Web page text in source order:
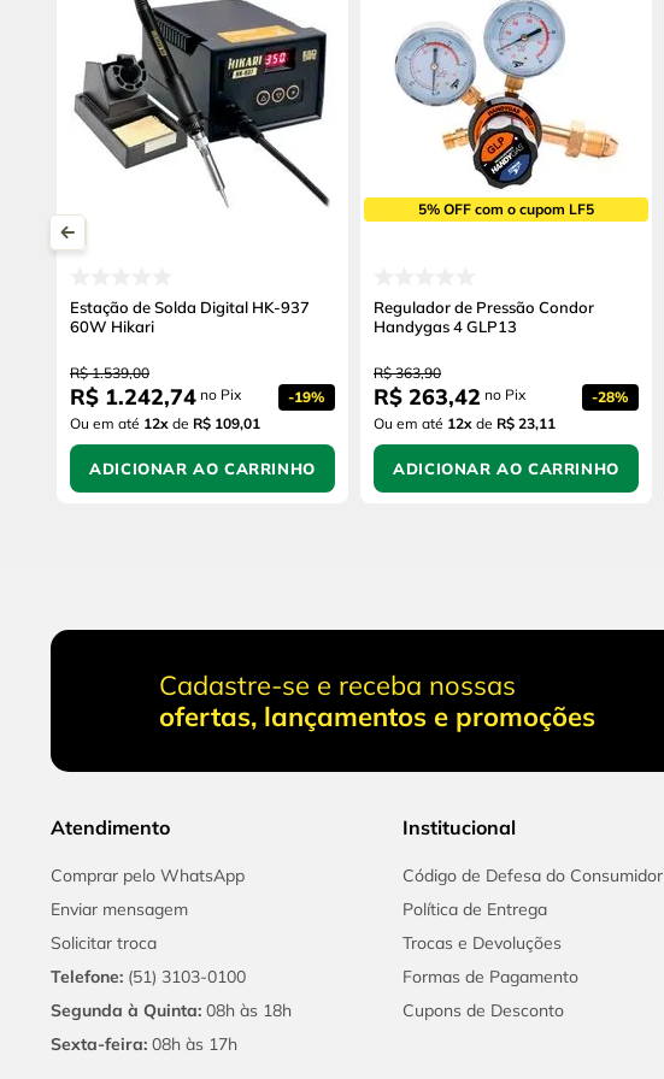
Estação de Solda Digital HK-937
60W Hikari
R$ 1.539,00
R$ 1.242,74 no Pix -19%
Ou em até 12x de R$ 109,01
ADICIONAR AO CARRINHO
5% OFF com o cupom LF5
Regulador de Pressão Condor
Handygas 4 GLP13
R$ 363,90
R$ 263,42 no Pix -28%
Ou em até 12x de R$ 23,11
ADICIONAR AO CARRINHO
Cadastre-se e receba nossas
ofertas, lançamentos e promoções
Atendimento
Comprar pelo WhatsApp
Enviar mensagem
Solicitar troca
Telefone: (51) 3103-0100
Segunda à Quinta: 08h às 18h
Sexta-feira: 08h às 17h
Institucional
Código de Defesa do Consumidor
Política de Entrega
Trocas e Devoluções
Formas de Pagamento
Cupons de Desconto